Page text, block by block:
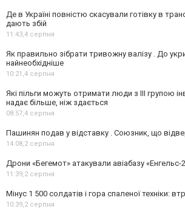
Де в Україні повністю скасували готівку в
дають збій
11:43,4 серпня
Як правильно зібрати тривожну валізу . До
найнеобхідніше
10:21,4 серпня
Які пільги можуть отримати люди з III групою
надає більше, ніж здається
08:57,4 серпня
Пашинян подав у відставку . Союзник, що
14:08,2 серпня
Дрони «Бегемот» атакували авіабазу «Енгельс-
11:39,2 серпня
Мінус 1 500 солдатів і гора спаленої техніки:
10:39,2 серпня